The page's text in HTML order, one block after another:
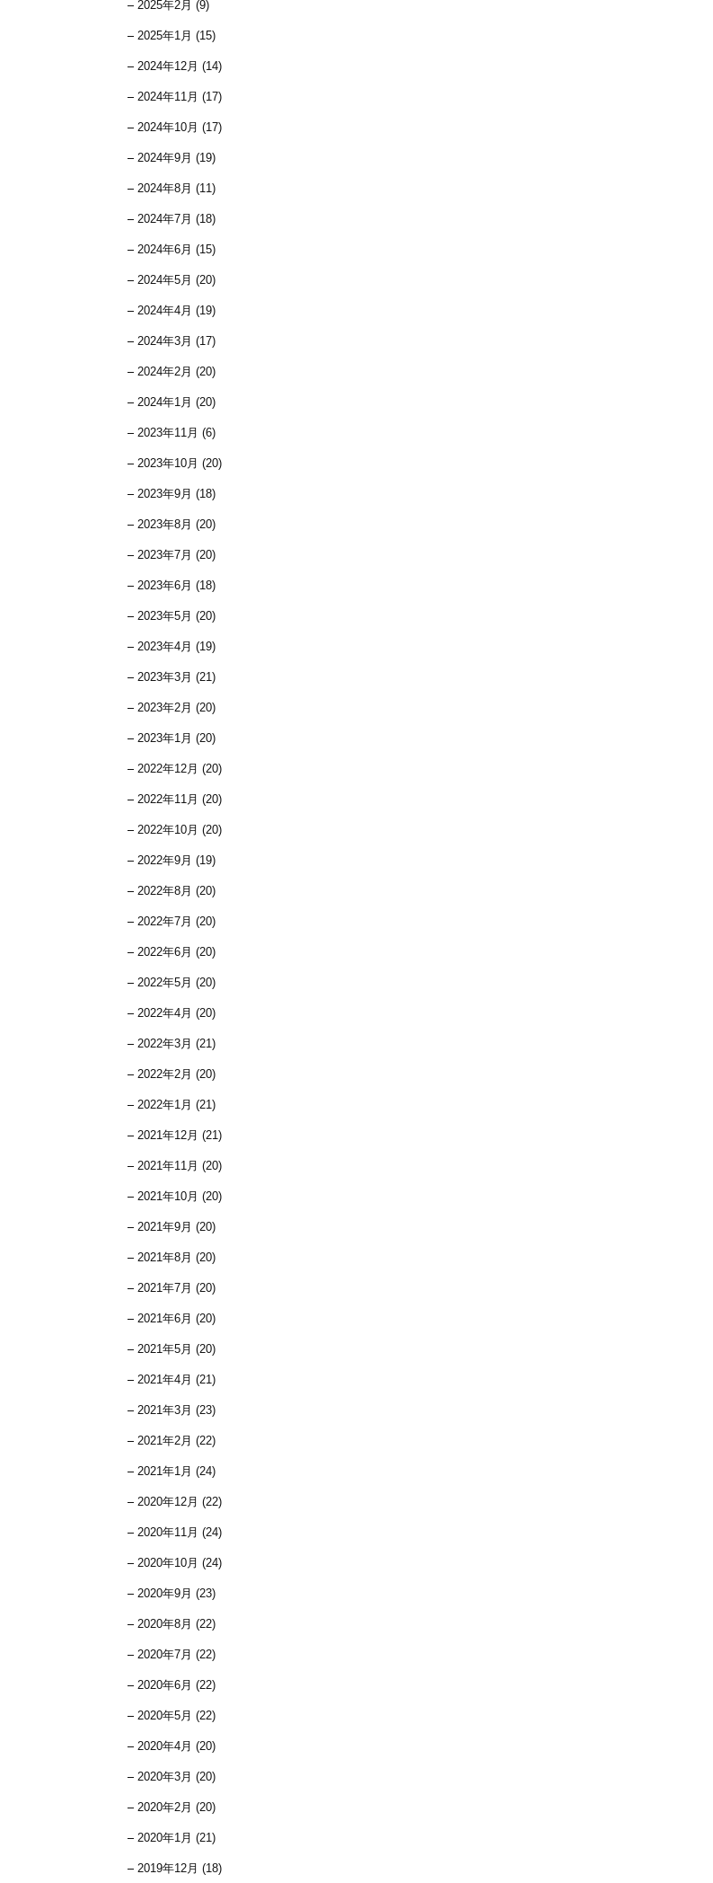
2025年2月 (9)
2025年1月 (15)
2024年12月 (14)
2024年11月 (17)
2024年10月 (17)
2024年9月 (19)
2024年8月 (11)
2024年7月 (18)
2024年6月 (15)
2024年5月 (20)
2024年4月 (19)
2024年3月 (17)
2024年2月 (20)
2024年1月 (20)
2023年11月 (6)
2023年10月 (20)
2023年9月 (18)
2023年8月 (20)
2023年7月 (20)
2023年6月 (18)
2023年5月 (20)
2023年4月 (19)
2023年3月 (21)
2023年2月 (20)
2023年1月 (20)
2022年12月 (20)
2022年11月 (20)
2022年10月 (20)
2022年9月 (19)
2022年8月 (20)
2022年7月 (20)
2022年6月 (20)
2022年5月 (20)
2022年4月 (20)
2022年3月 (21)
2022年2月 (20)
2022年1月 (21)
2021年12月 (21)
2021年11月 (20)
2021年10月 (20)
2021年9月 (20)
2021年8月 (20)
2021年7月 (20)
2021年6月 (20)
2021年5月 (20)
2021年4月 (21)
2021年3月 (23)
2021年2月 (22)
2021年1月 (24)
2020年12月 (22)
2020年11月 (24)
2020年10月 (24)
2020年9月 (23)
2020年8月 (22)
2020年7月 (22)
2020年6月 (22)
2020年5月 (22)
2020年4月 (20)
2020年3月 (20)
2020年2月 (20)
2020年1月 (21)
2019年12月 (18)